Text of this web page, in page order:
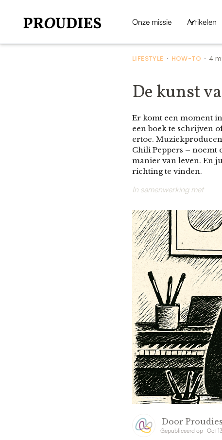
Onze missie Artikelen
LIFESTYLE • HOW-TO • 4
De kunst
Er komt een moment
een boek te schrijven
ertoe.
Chili Peppers – noemt
manier van leven. En
richting te vinden.
In samenwerking met
Door
Gepubliceerd op Oct